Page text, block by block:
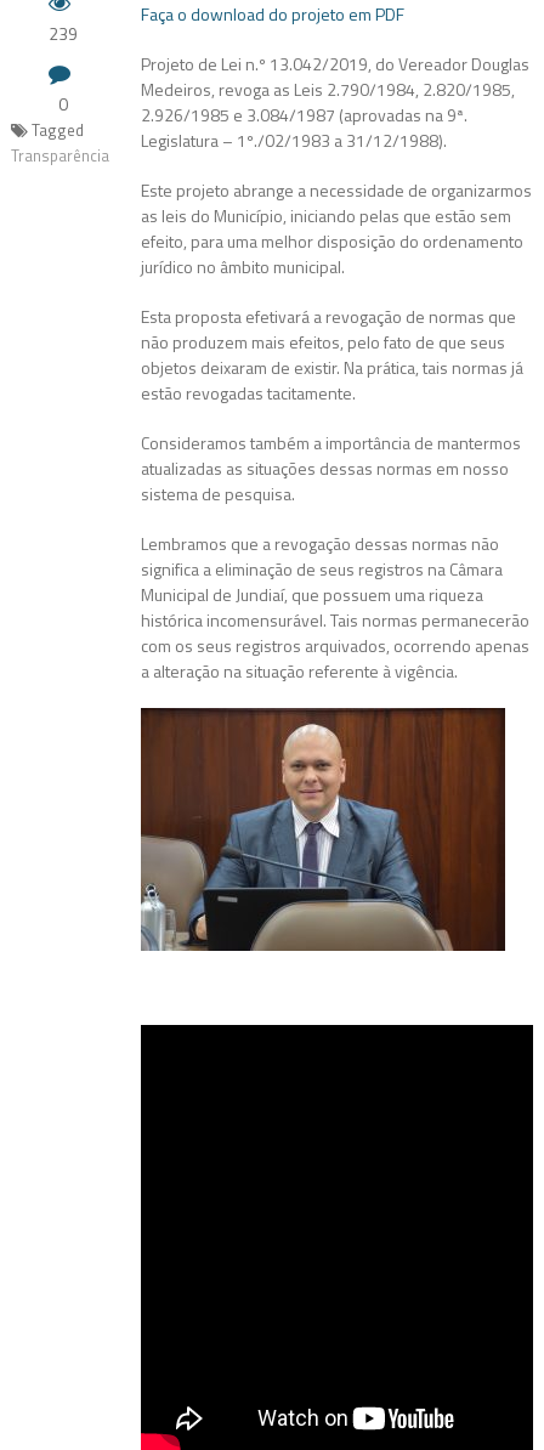
239
0
Faça o download do projeto em PDF
Projeto de Lei n.º 13.042/2019, do Vereador Douglas
Medeiros, revoga as Leis 2.790/1984, 2.820/1985,
2.926/1985 e 3.084/1987 (aprovadas na 9ª.
Legislatura – 1º./02/1983 a 31/12/1988).
Este projeto abrange a necessidade de organizarmos
as leis do Município, iniciando pelas que estão sem
efeito, para uma melhor disposição do ordenamento
jurídico no âmbito municipal.
Esta proposta efetivará a revogação de normas que
não produzem mais efeitos, pelo fato de que seus
objetos deixaram de existir. Na prática, tais normas já
estão revogadas tacitamente.
Consideramos também a importância de mantermos
atualizadas as situações dessas normas em nosso
sistema de pesquisa.
Lembramos que a revogação dessas normas não
significa a eliminação de seus registros na Câmara
Municipal de Jundiaí, que possuem uma riqueza
histórica incomensurável. Tais normas permanecerão
com os seus registros arquivados, ocorrendo apenas
a alteração na situação referente à vigência.
Tagged
Transparência